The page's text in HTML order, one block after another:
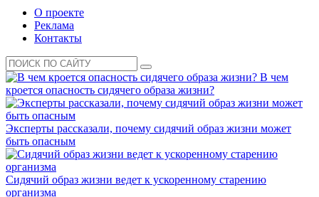
О проекте
Реклама
Контакты
В чем
кроется опасность сидячего образа жизни?
Эксперты рассказали, почему сидячий образ жизни может
быть опасным
Сидячий образ жизни ведет к ускоренному старению
организма